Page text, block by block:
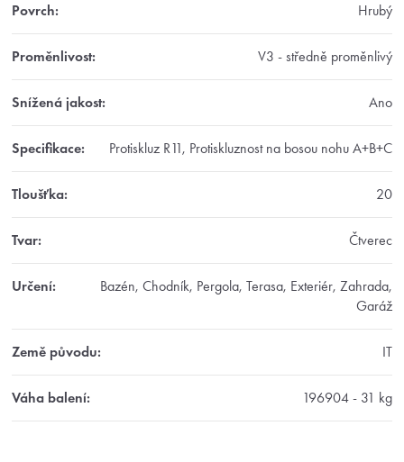
Povrch: Hrubý
Proměnlivost: V3 - středně proměnlivý
Snížená jakost: Ano
Specifikace: Protiskluz R11, Protiskluznost na bosou nohu A+B+C
Tloušťka: 20
Tvar: Čtverec
Určení:
Bazén, Chodník, Pergola, Terasa, Exteriér, Zahrada,
Garáž
Země původu: IT
Váha balení: 196904 - 31 kg